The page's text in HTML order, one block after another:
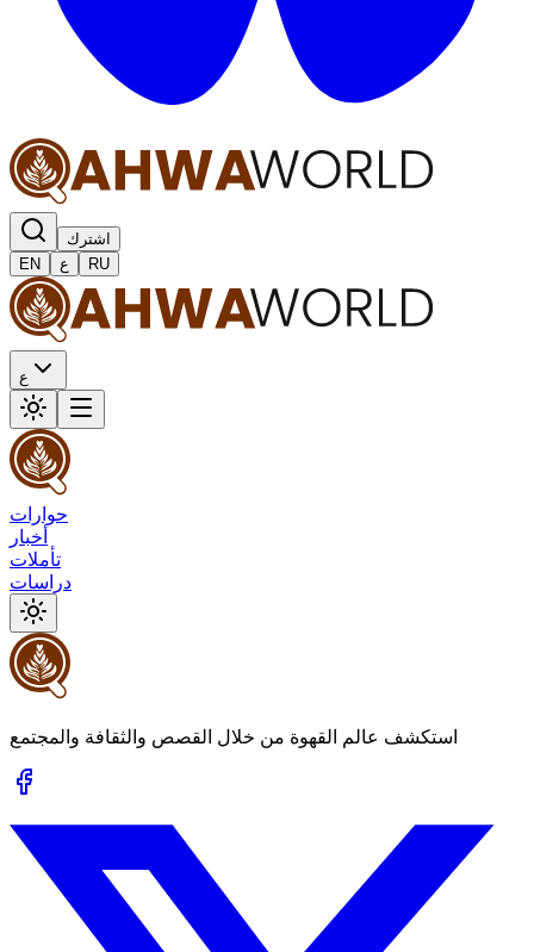
اشترك
EN
ع RU
ع
حوارات
أخبار
تأملات
دراسات
استكشف عالم القهوة من خلال القصص والثقافة والمجتمع